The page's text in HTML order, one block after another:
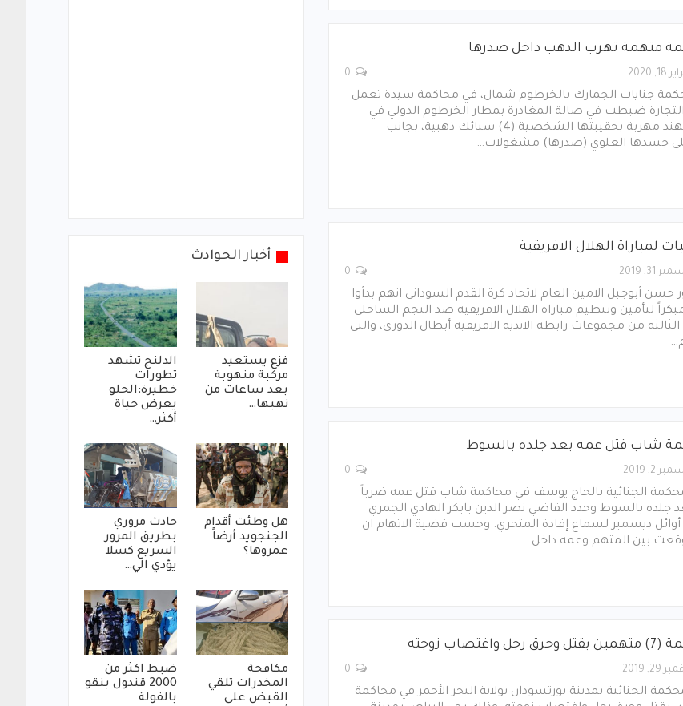
متهمة تهرب الذهب داخل صدرها
2020
جنايات الجمارك بالخرطوم شمال، في محاكمة سيدة تعمل
ضبطت في صالة المغادرة بمطار الخرطوم الدولي في
طريقها للهند مهربة بحقيبتها الشخصية (4) سبائك ذهبية، بجانب
جسدها العلوي (صدرها) مشغولات…
لمباراة الهلال الافريقية
31, 2019
حسن أبوجبل الامين العام لاتحاد كرة القدم السوداني انهم بدأوا
مبكراً لتأمين وتنظيم مباراة الهلال الافريقية ضد النجم الساحلي
من مجموعات رابطة الاندية الافريقية أبطال الدوري، والتي
شاب قتل عمه بعد جلده بالسوط
2, 2019
الجنائية بالحاج يوسف في محاكمة شاب قتل عمه ضرباً
جلده بالسوط وحدد القاضي نصر الدين بابكر الهادي الجمري
ديسمبر لسماع إفادة المتحري. وحسب قضية الاتهام ان
بين المتهم وعمه داخل…
واغتصاب زوجته
29, 2019
الجنائية بمدينة بورتسودان بولاية البحر الأحمر في محاكمة
أخبار الحوادث
فزع يستعيد
مركبة منهوبة
بعد ساعات من
نهبها…
الدلنج تشهد
تطورات
خطيرة:الحلو
يعرض حياة
أكثر…
هل وطئت أقدام
الجنجويد أرضاً
عمروها؟
حادث مروري
بطريق المرور
السريع كسلا
يؤدي الي…
مكافحة
المخدرات تلقي
القبض على
ضبط اكثر من
2000 قندول بنقو
بالفولة